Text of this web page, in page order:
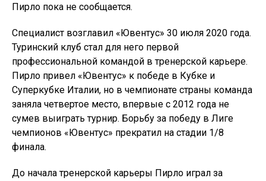
Пирло пока не сообщается.
Специалист возглавил «Ювентус» 30 июля 2020 года.
Туринский клуб стал для него первой
профессиональной командой в тренерской карьере.
Пирло привел «Ювентус» к победе в Кубке и
Суперкубке Италии, но в чемпионате страны команда
заняла четвертое место, впервые с 2012 года не
сумев выиграть турнир. Борьбу за победу в Лиге
чемпионов «Ювентус» прекратил на стадии 1/8
финала.
До начала тренерской карьеры Пирло играл за